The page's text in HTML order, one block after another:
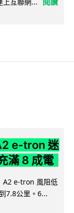
e-tron 迷
滿 8 成電
A2 e-tron 風阻低
7.8公里。6...